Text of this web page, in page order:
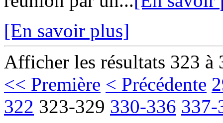
[En savoir plus]
Afficher les résultats 323 à
<< Première < Précédente
322 323-329 330-336 337-